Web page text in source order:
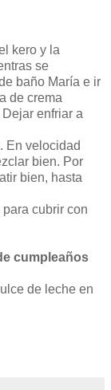
kero y la
se
baño María e ir
de crema
enfriar a
En velocidad
bien. Por
bien, hasta
cubrir con
cumpleaños
de leche en